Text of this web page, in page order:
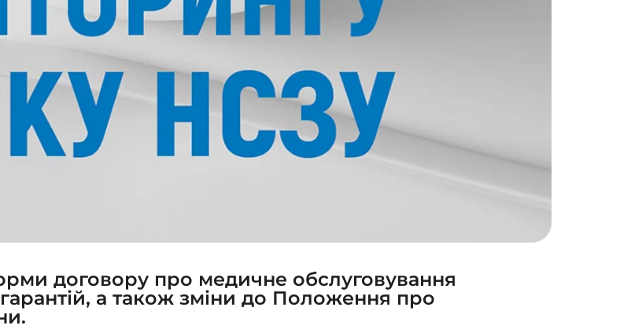
договору про медичне обслуговування
а також зміни до Положення про